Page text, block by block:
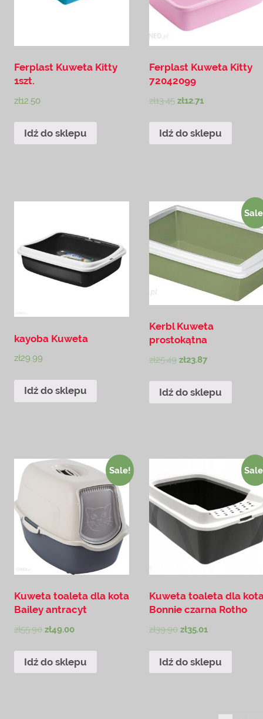
Ferplast Kuweta Kitty
1szt.
zł12.50
Idź do sklepu
Ferplast Kuweta Kitty
72042099
zł13.45 zł12.71
Idź do sklepu
kayoba Kuweta
zł29.99
Idź do sklepu
Kerbl Kuweta
prostokątna
zł25.49 zł23.87
Idź do sklepu
Sale!
Kuweta toaleta dla kota
Bailey antracyt
zł55.90 zł49.00
Idź do sklepu
Kuweta toaleta dla
Bonnie czarna Rotho
zł39.90 zł35.01
Idź do sklepu